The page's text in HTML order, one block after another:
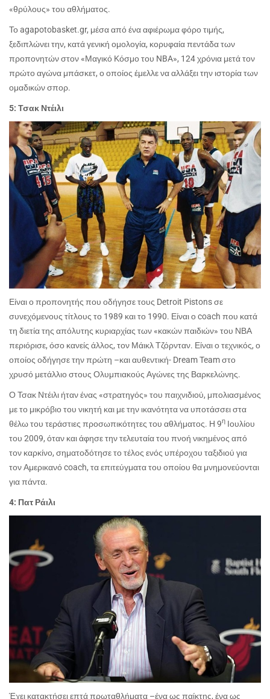
«θρύλους» του αθλήματος.
Τοagapotobasket.gr, μέσα από ένα αφιέρωμα φόρο τιμής,
ξεδιπλώνει την, κατά γενική ομολογία, κορυφαία πεντάδα των
προπονητών στον «Μαγικό Κόσμο του NBA», 124 χρόνια μετά τον
πρώτο αγώνα μπάσκετ, ο οποίος έμελλε να αλλάξει την ιστορία των
ομαδικών σπορ.
5: Τσακ Ντέιλι
Είναι ο προπονητής που οδήγησε τους Detroit Pistonsσε
συνεχόμενους τίτλους το 1989 και το 1990. Είναι οcoach που κατά
τη διετία της απόλυτης κυριαρχίας των «κακών παιδιών» του ΝΒΑ
περιόρισε, όσο κανείς άλλος, τον Μάικλ Τζόρνταν. Είναι ο τεχνικός, ο
οποίος οδήγησε την πρώτη –και αυθεντική- Dream Teamστο
χρυσό μετάλλιο στους Ολυμπιακούς Αγώνες της Βαρκελώνης.
Ο Τσακ Ντέιλι ήταν ένας «στρατηγός» του παιχνιδιού, μπολιασμένος
με το μικρόβιο του νικητή και με την ικανότητα να υποτάσσει στα
θέλω του τεράστιες προσωπικότητες του αθλήματος. Η 9η Ιουλίου
του 2009, όταν και άφησε την τελευταία του πνοή νικημένος από
τον καρκίνο, σηματοδότησε το τέλος ενός υπέροχου ταξιδιού για
τον Αμερικανόcoach, τα επιτεύγματα του οποίου θα μνημονεύονται
για πάντα.
4: Πατ Ράιλι
Έχει κατακτήσει επτά πρωταθλήματα –ένα ως παίκτης, ένα ως